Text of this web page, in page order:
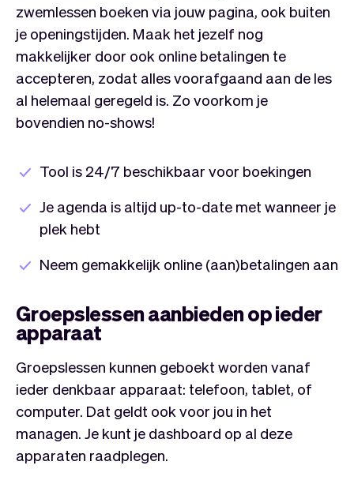
zwemlessen boeken via jouw pagina, ook buiten
je openingstijden. Maak het jezelf nog
makkelijker door ook online betalingen te
accepteren, zodat alles voorafgaand aan de les
al helemaal geregeld is. Zo voorkom je
bovendien no-shows!
Tool is 24/7 beschikbaar voor boekingen
Je agenda is altijd up-to-date met wanneer je
plek hebt
Neem gemakkelijk online (aan)betalingen aan
Groepslessen aanbieden op ieder
apparaat
Groepslessen kunnen geboekt worden vanaf
ieder denkbaar apparaat: telefoon, tablet, of
computer. Dat geldt ook voor jou in het
managen. Je kunt je dashboard op al deze
apparaten raadplegen.